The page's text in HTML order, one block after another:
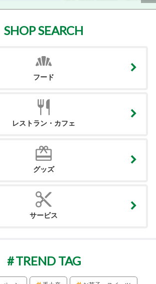
SHOP SEARCH
フード
レストラン・カフェ
グッズ
サービス
TREND TAG